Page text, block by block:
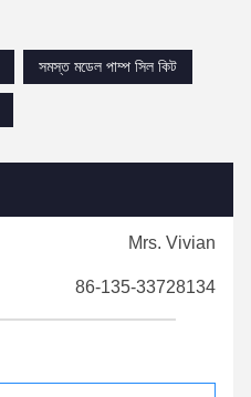
সমস্ত মডেল পাম্প সিল কিট
Mrs. Vivian
86-135-33728134